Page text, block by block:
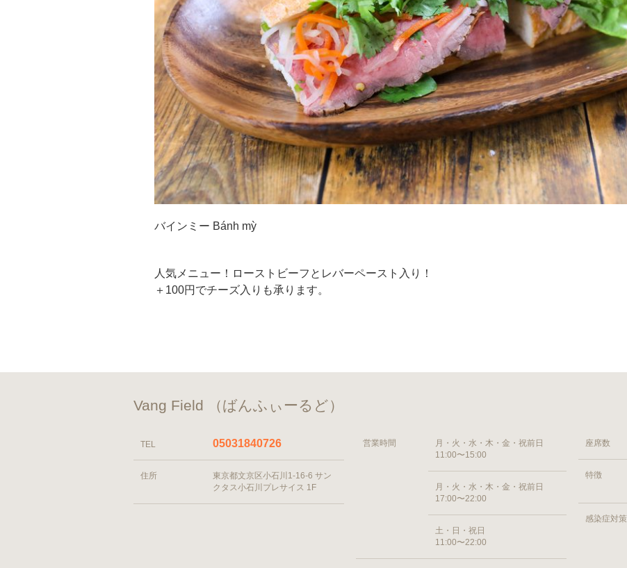
バインミー Bánh mỳ
人気メニュー！ローストビーフとレバーペースト入り！
＋100円でチーズ入りも承ります。
Vang Field （ばんふぃーるど）
TEL 05031840726
住所
東京都文京区小石川1-16-6 サン
クタス小石川プレサイス 1F
営業時間
月・火・水・木・金・祝前日
11:00〜15:00
月・火・水・木・金・祝前日
17:00〜22:00
土・日・祝日
11:00〜22:00
座席数
特徴
感染症対策